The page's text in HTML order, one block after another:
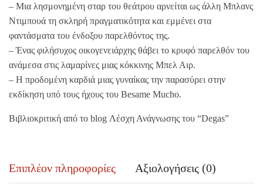
– Μια λησμονημένη σταρ του θεάτρου αρνείται ως άλλη Μπλανς
Ντιμπουά τη σκληρή πραγματικότητα και εμμένει στα
φαντάσματα του ένδοξου παρελθόντος της.
– Ένας φιλήσυχος οικογενειάρχης θάβει το κρυφό παρελθόν του
ανάμεσα στις λαμαρίνες μιας κόκκινης Μπελ Αιρ.
– Η προδομένη καρδιά μιας γυναίκας την παρασύρει στην
εκδίκηση υπό τους ήχους του Besame Mucho.
Βιβλιοκριτική από το blog Λέσχη Ανάγνωσης του “Degas”
Επιπλέον πληροφορίες Αξιολογήσεις (0)